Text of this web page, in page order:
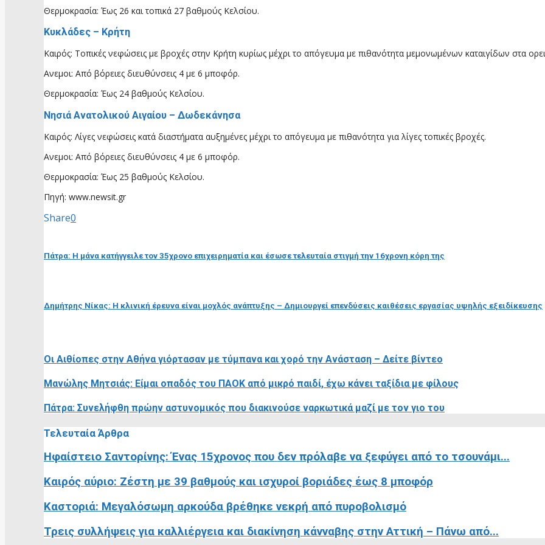
Θερμοκρασία: Έως 26 και τοπικά 27 βαθμούς Κελσίου.
Κυκλάδες – Κρήτη
Καιρός: Τοπικές νεφώσεις με βροχές στην Κρήτη κυρίως μέχρι το απόγευμα με πιθανότητα μεμονωμένων καταιγίδων στα
Ανεμοι: Από βόρειες διευθύνσεις 4 με 6 μποφόρ.
Θερμοκρασία: Έως 24 βαθμούς Κελσίου.
Νησιά Ανατολικού Αιγαίου – Δωδεκάνησα
Καιρός: Λίγες νεφώσεις κατά διαστήματα αυξημένες μέχρι το απόγευμα με πιθανότητα για λίγες τοπικές βροχές.
Ανεμοι: Από βόρειες διευθύνσεις 4 με 6 μποφόρ.
Θερμοκρασία: Έως 25 βαθμούς Κελσίου.
Πηγή: www.newsit.gr
Share0
Πάτρα: Η μάνα κατήγγειλε τον 35χρονο επιχειρηματία και έσωσε τελευταία στιγμή την 16χρονη κόρη της
Δημήτρης Νίκας: H κλινική έρευνα είναι μοχλός ανάπτυξης – Δημιουργεί επενδύσεις καιθέσεις εργασίας υψηλής εξειδίκευσης
Οι Αιθίοπες στην Αθήνα γιόρτασαν με τύμπανα και χορό την Ανάσταση – Δείτε βίντεο
Μανώλης Μητσιάς: Είμαι οπαδός του ΠΑΟΚ από μικρό παιδί, έχω κάνει ταξίδια με φίλους
Πάτρα: Συνελήφθη πρώην αστυνομικός που διακινούσε ναρκωτικά μαζί με τον γιο του
Τελευταία Άρθρα
Ηφαίστειο Σαντορίνης: Ένας 15χρονος που δεν πρόλαβε να ξεφύγει από το τσουνάμι...
Καιρός αύριο: Ζέστη με 39 βαθμούς και ισχυροί βοριάδες έως 8 μποφόρ
Καστοριά: Μεγαλόσωμη αρκούδα βρέθηκε νεκρή από πυροβολισμό
Τρεις συλλήψεις για καλλιέργεια και διακίνηση κάνναβης στην Αττική – Πάνω από...